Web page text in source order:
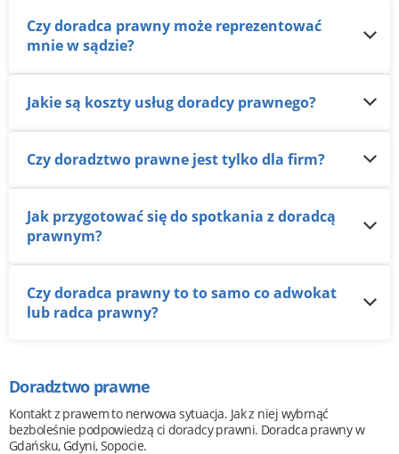
Czy doradca prawny może reprezentować
mnie w sądzie?
Jakie są koszty usług doradcy prawnego?
Czy doradztwo prawne jest tylko dla firm?
Jak przygotować się do spotkania z doradcą
prawnym?
Czy doradca prawny to to samo co adwokat
lub radca prawny?
Doradztwo prawne
Kontakt z prawem to nerwowa sytuacja. Jak z niej wybrnąć
bezboleśnie podpowiedzą ci doradcy prawni. Doradca prawny w
Gdańsku, Gdyni, Sopocie.